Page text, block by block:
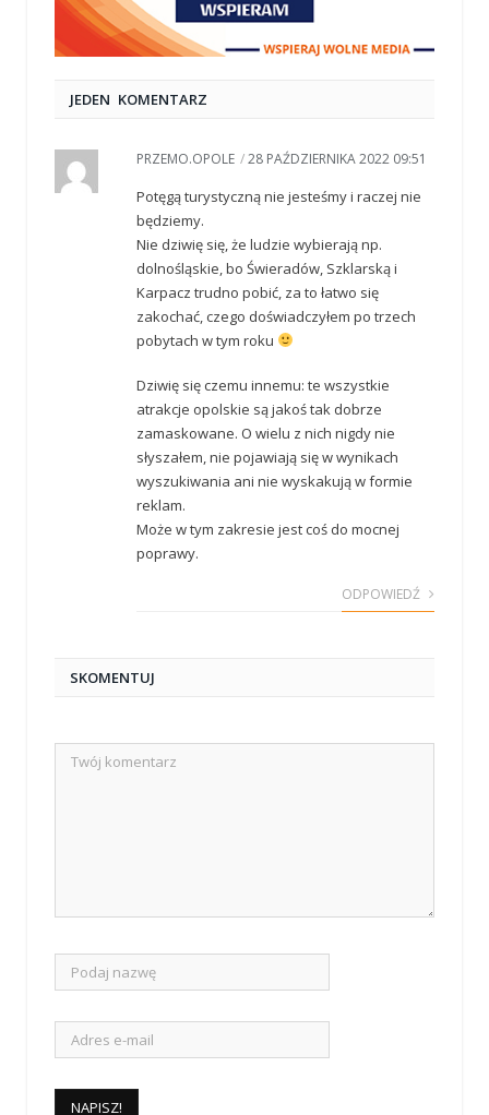
JEDEN KOMENTARZ
PRZEMO.OPOLE /28 PAŹDZIERNIKA 2022 09:51
Potęgą turystyczną nie jesteśmy i raczej nie
będziemy.
Nie dziwię się, że ludzie wybierają np.
dolnośląskie, bo Świeradów, Szklarską i
Karpacz trudno pobić, za to łatwo się
zakochać, czego doświadczyłem po trzech
pobytach w tym roku
Dziwię się czemu innemu: te wszystkie
atrakcje opolskie są jakoś tak dobrze
zamaskowane. O wielu z nich nigdy nie
słyszałem, nie pojawiają się w wynikach
wyszukiwania ani nie wyskakują w formie
reklam.
Może w tym zakresie jest coś do mocnej
poprawy.
ODPOWIEDŹ
SKOMENTUJ